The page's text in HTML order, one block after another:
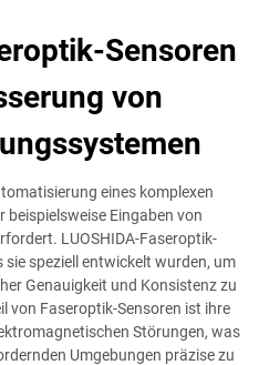
Sensoren
von
eines komplexen
beispielsweise Eingaben von
LUOSHIDA-Faseroptik-
sie speziell entwickelt wurden, um
Genauigkeit und Konsistenz zu
von Faseroptik-Sensoren ist ihre
Störungen, was
Umgebungen präzise zu